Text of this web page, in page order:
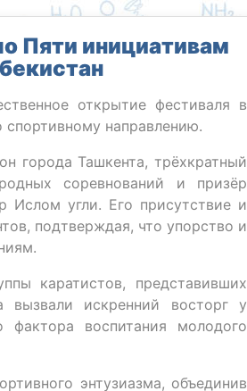
Пяти инициативам
открытие фестиваля в
спортивному направлению.
города Ташкента, трёхкратный
соревнований и призёр
угли. Его присутствие и
подтверждая, что упорство и
каратистов, представивших
вызвали искренний восторг у
фактора воспитания молодого
энтузиазма, объединив